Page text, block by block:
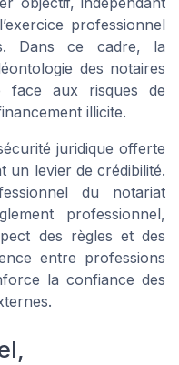
professionnel
Dans ce cadre, la
des notaires
face aux risques de
illicite.
juridique offerte
un levier de crédibilité.
du notariat
professionnel,
des règles et des
entre professions
la confiance des